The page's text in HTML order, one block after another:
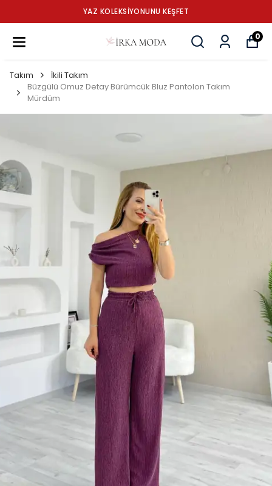
YAZ KOLEKSİYONUNU KEŞFET
0
Takım
İkili Takım
Büzgülü Omuz Detay Bürümcük Bluz Pantolon Takım
Mürdüm